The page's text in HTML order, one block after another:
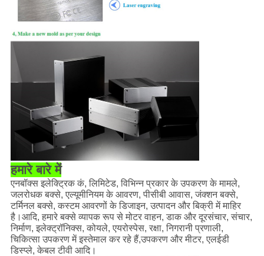
हमारे बारे में
एनबॉक्स इलेक्ट्रिक कं, लिमिटेड, विभिन्न प्रकार के उपकरण के मामले,
जलरोधक बक्से, एल्यूमीनियम के आवरण, पीसीबी आवास, जंक्शन बक्से,
टर्मिनल बक्से, कस्टम आवरणों के डिजाइन, उत्पादन और बिक्री में माहिर
है।आदि, हमारे बक्से व्यापक रूप से मोटर वाहन, डाक और दूरसंचार, संचार,
निर्माण, इलेक्ट्रॉनिक्स, कोयले, एयरोस्पेस, रक्षा, निगरानी प्रणाली,
चिकित्सा उपकरण में इस्तेमाल कर रहे हैं,उपकरण और मीटर, एलईडी
डिस्प्ले, केबल टीवी आदि।